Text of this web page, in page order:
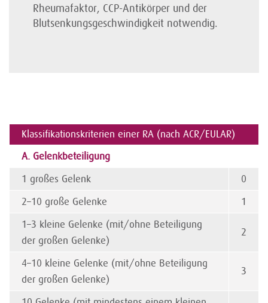
Rheumafaktor, CCP-Antikörper und der
Blutsenkungs­geschwindigkeit notwendig.
Klassifikationskriterien einer RA (nach ACR/EULAR)
A. Gelenkbeteiligung
1 großes Gelenk
0
2–10 große Gelenke
1
1–3 kleine Gelenke (mit/ohne Beteiligung
der großen Gelenke)
2
4–10 kleine Gelenke (mit/ohne Beteiligung
der großen Gelenke)
3